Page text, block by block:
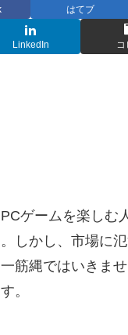
はてブ
LinkedIn コ
ゲームを楽し
しかし、市場に
筋縄ではいきま
。